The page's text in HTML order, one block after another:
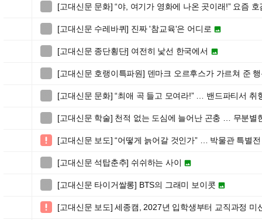
[고대신문 문화] “야, 여기가 영화에 나온 곳이래!” 요즘
[고대신문 수레바퀴] 진짜 '참교육'은 어디로 
[고대신문 종단횡단] 여전히 낯선 한국에서 
[고대신문 호랭이특파원] 덴마크 오르후스가 가르쳐 준 행
[고대신문 문화] “최애 곡 들고 모여라!” … 밴드파티서 취
[고대신문 학술] 천적 없는 도심에 늘어난 곤충 … 무분별
 [고대신문 보도] “어떻게 늙어갈 것인가” … 박물관 특별
[고대신문 석탑춘추] 쉬쉬하는 사이 
[고대신문 타이거쌀롱] BTS의 그래미 보이콧 
 [고대신문 보도] 세종캠, 2027년 입학생부터 교직과정 미